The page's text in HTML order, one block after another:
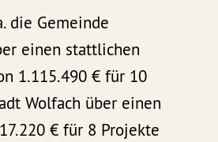
die Gemeinde
einen stattlichen
1.115.490 € für 10
Wolfach über einen
€ für 8 Projekte